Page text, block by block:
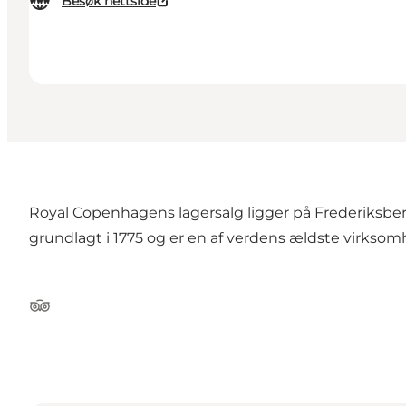
Royal Copenhagens lagersalg ligger på
grundlagt i 1775 og er en af verdens ældste
Tripadvisor